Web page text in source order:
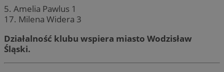
5. Amelia Pawlus 1
17. Milena Widera 3
Działalność klubu wspiera miasto Wodzisław
Śląski.